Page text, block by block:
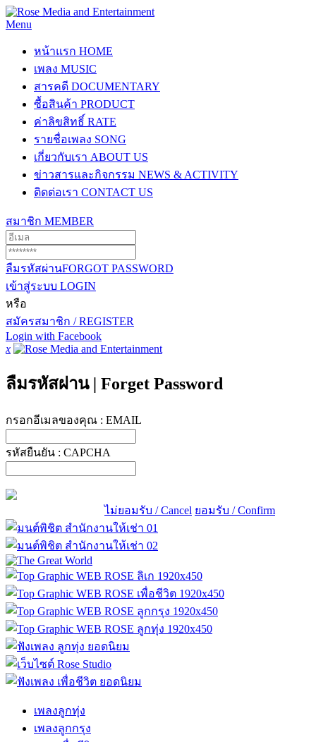
Menu
หน้าแรก HOME
เพลง MUSIC
สารคดี DOCUMENTARY
ซื้อสินค้า PRODUCT
ค่าลิขสิทธิ์ RATE
รายชื่อเพลง SONG
เกี่ยวกับเรา ABOUT US
ข่าวสารและกิจกรรม NEWS & ACTIVITY
ติดต่อเรา CONTACT US
สมาชิก MEMBER
ลืมรหัสผ่านFORGOT PASSWORD
เข้าสู่ระบบ LOGIN
หรือ
สมัครสมาชิก / REGISTER
Login with Facebook
x
ลืมรหัสผ่าน | Forget Password
กรอกอีเมลของคุณ : EMAIL
รหัสยืนยัน : CAPCHA
ไม่ยอมรับ / Cancel ยอมรับ / Confirm
เพลงลูกทุ่ง
เพลงลูกกรุง